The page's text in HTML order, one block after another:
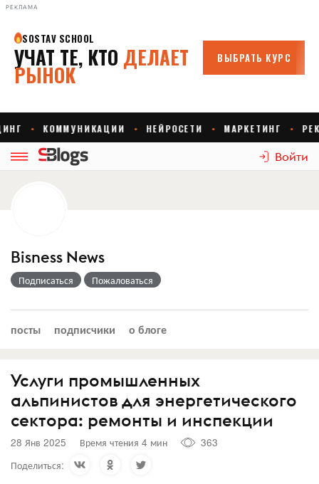
РЕКЛАМА
Войти
Bisness News
Подписаться Пожаловаться
посты подписчики о блоге
Услуги промышленных
альпинистов для энергетического
сектора: ремонты и инспекции
28 Янв 2025 Время чтения 4 мин
363
Поделиться: